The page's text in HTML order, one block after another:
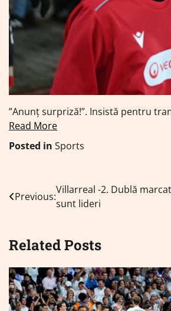
”Anunț surpriză!”. Insistă pentru
Read More
Posted in Sports
Navigare
articole
Previous:
Villarreal -2. Dublă
sunt lideri
Related Posts